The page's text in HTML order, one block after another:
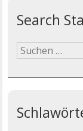
Search